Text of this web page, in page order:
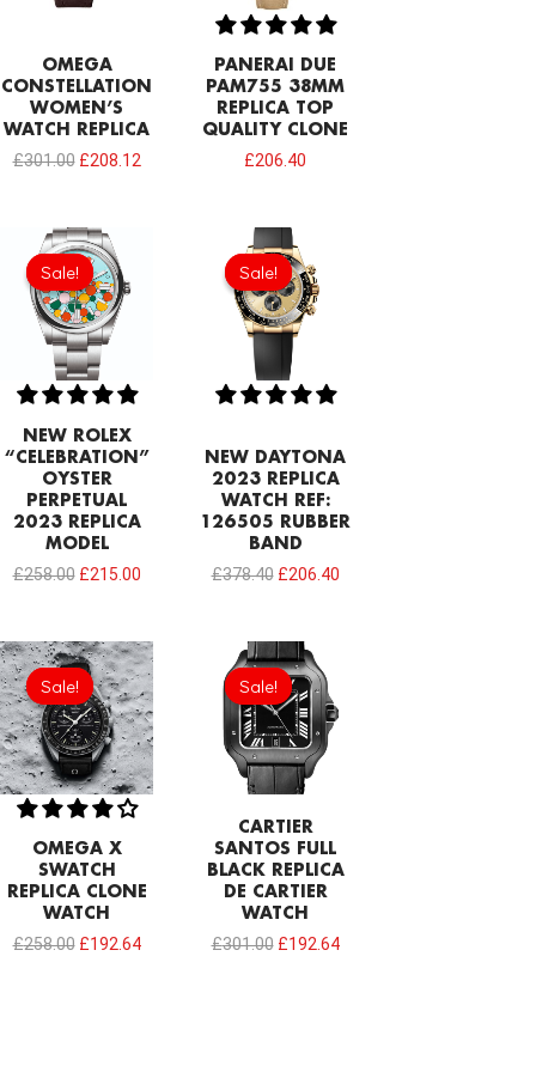
OMEGA
CONSTELLATION
WOMEN’S
WATCH REPLICA
£301.00 £208.12
PANERAI DUE
PAM755 38MM
REPLICA TOP
QUALITY CLONE
£206.40
Sale!
Sale!
NEW ROLEX
“CELEBRATION”
OYSTER
PERPETUAL
2023 REPLICA
MODEL
£258.00
Original
price
was:
£258.00.
£215.00
Sale!
Sale!
NEW DAYTONA
2023 REPLICA
WATCH REF:
126505 RUBBER
BAND
£378.40
Original
price
was:
£378.40.
£206.40
Sale!
Sale!
OMEGA X
SWATCH
REPLICA CLONE
WATCH
£258.00
Original
price
was:
£258.00.
£192.64
Current
price
is:
£192.64.
Sale!
Sale!
CARTIER
SANTOS FULL
BLACK REPLICA
DE CARTIER
WATCH
£301.00
Original
price
was:
£301.00.
£192.64
£192.64.